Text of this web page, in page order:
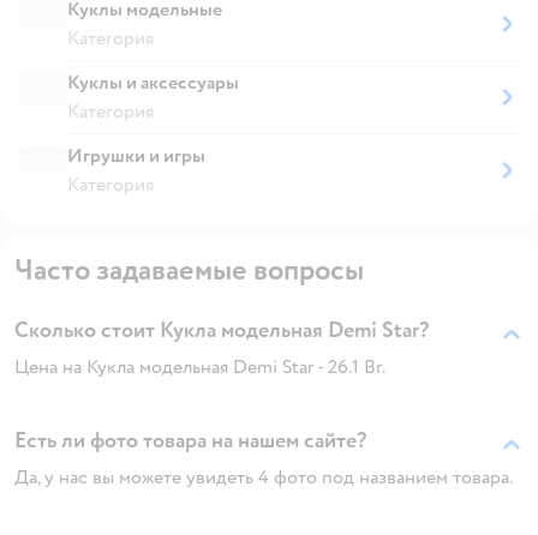
Куклы модельные
Категория
Куклы и аксессуары
Категория
Игрушки и игры
Категория
Часто задаваемые вопросы
Сколько стоит Кукла модельная Demi Star?
Цена на Кукла модельная Demi Star - 26.1 Br.
Есть ли фото товара на нашем сайте?
Да, у нас вы можете увидеть 4 фото под названием товара.